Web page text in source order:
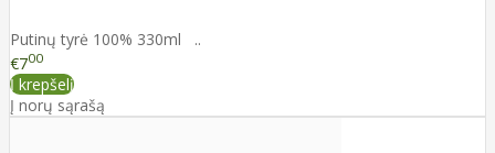
Putinų tyrė 100% 330ml ..
€700
Į krepšelį
Į norų sąrašą